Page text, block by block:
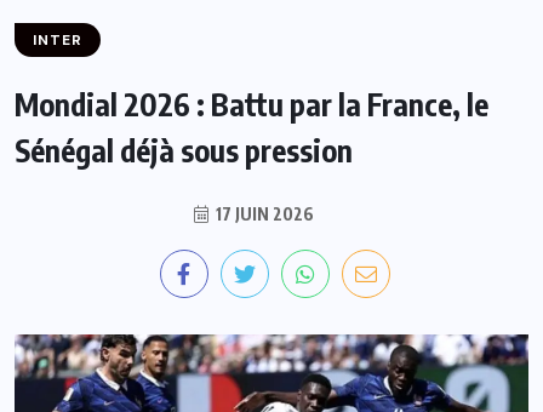
INTER
Mondial 2026 : Battu par la France, le
Sénégal déjà sous pression
17 JUIN 2026